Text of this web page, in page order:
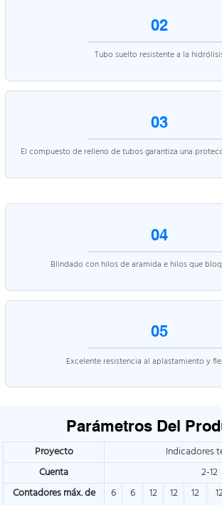
02
Tubo suelto resistente a la
03
El compuesto de relleno de tubos garantiza una
04
Blindado con hilos de aramida e hilos que
05
Excelente resistencia al aplastamiento y
Parámetros Del
Proyecto
Indicadores
Cuenta
2-12
Contadores máx. de
6 6 12 12 12